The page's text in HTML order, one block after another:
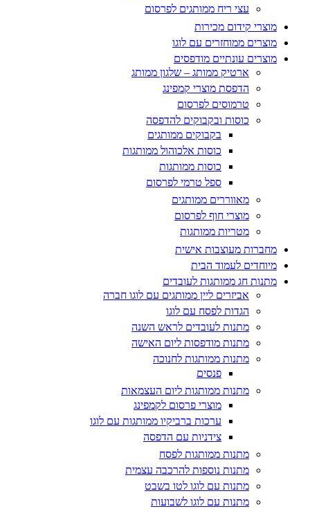
עצי ריח ממותגים לפרסום
מוצרי קידום מכירות
מוצרים ממוחזרים עם לוגו
מוצרים עונתיים מודפסים
ארטיק ממותג – שלגון ממותג
הדפסת מוצרי קמפינג
טרמוסים לפרסום
כוסות ובקבוקים להדפסה
בקבוקים ממותגים
כוסות אלכוהול ממותגות
כוסות ממותגות
ספל טרמי לפרסום
מאווררים ממותגים
מוצרי חוף לפרסום
מטריות ממותגות
מחברות מעוצבות אישית
מיוחדים לעמוד הבית
מתנות חג ממותגות לעובדים
אביזרים ליין ממותגים עם לוגו חברה
הגדות לפסח עם לוגו
מתנות לעובדים לראש השנה
מתנות מודפסות ליום האישה
מתנות ממותגות לחנוכה
פנסים
מתנות ממותגות ליום העצמאות
מוצרי פרסום לקמפינג
ערכות ברביקיו ממותגות עם לוגו
צידניות עם הדפסה
מתנות ממותגות לפסח
מתנות נוספות להרכבה עצמית
מתנות עם לוגו לטו בשבט
מתנות עם לוגו לשבועות